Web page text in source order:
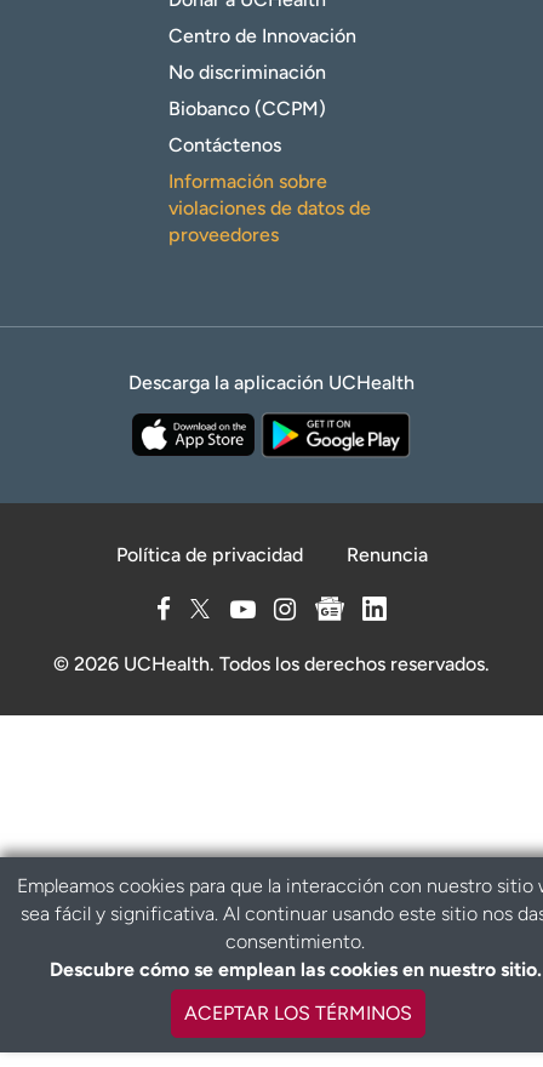
Centro de Innovación
No discriminación
Biobanco (CCPM)
Contáctenos
Información sobre
violaciones de datos de
proveedores
Descarga la aplicación UCHealth
Política de privacidad Renuncia
© 2026 UCHealth. Todos los derechos reservados.
Empleamos cookies para que la interacción con nuestro sitio
sea fácil y significativa. Al continuar usando este sitio nos
consentimiento.
Descubre cómo se emplean las cookies en nuestro sitio.
ACEPTAR LOS TÉRMINOS